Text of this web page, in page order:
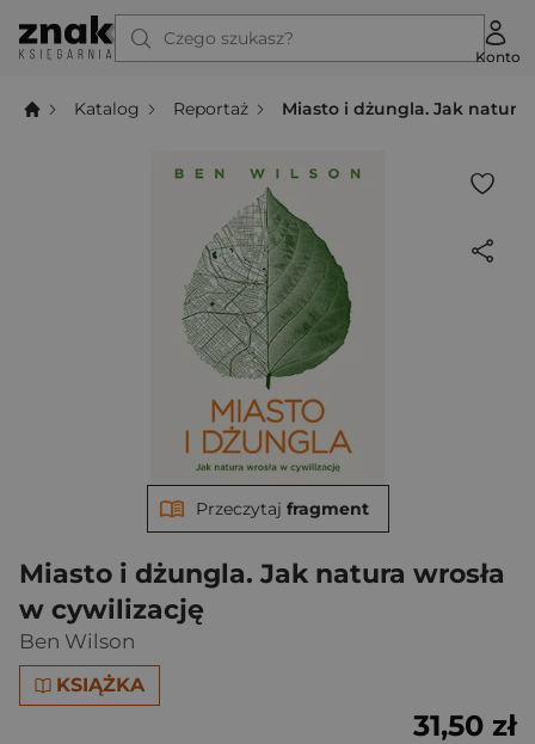
Czego szukasz?
Konto
Katalog Reportaż Miasto i dżungla. Jak natura
Miasto i dżungla. Jak natura wrosła
w cywilizację
Ben Wilson
KSIĄŻKA
Przeczytaj fragment
31,50 zł